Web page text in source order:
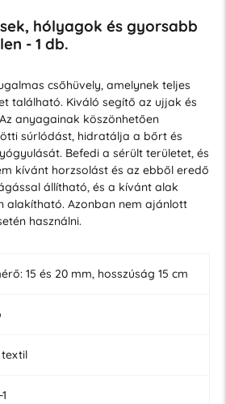
hólyagok és gyorsabb
- 1 db.
csőhüvely, amelynek teljes
található. Kiváló segítő az ujjak és
anyagainak köszönhetően
súrlódást, hidratálja a bőrt és
Befedi a sérült területet, és
kívánt horzsolást és az ebből eredő
állítható, és a kívánt alak
alakítható. Azonban nem ajánlott
használni.
15 és 20 mm, hosszúság 15 cm